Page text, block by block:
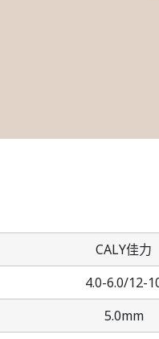
CALY佳力
4.0-6.0/12-
5.0mm